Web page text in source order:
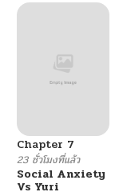
Chapter 7
23 ชั่วโมงที่แล้ว
Social Anxiety
Vs Yuri